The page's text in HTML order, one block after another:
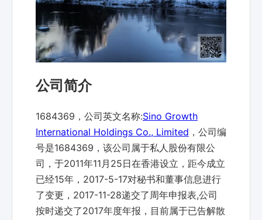
公司简介
1684369，公司英文名称:Sino Growth
International Holdings Co., Limited ，公司编
号是1684369，该公司属于私人股份有限公
司，于2011年11月25日在香港设立，距今成立
已经15年，2017-5-17对秘书和董事信息进行
了变更，2017-11-28递交了周年申报表,公司
按时递交了2017年度年报，目前属于已告解散